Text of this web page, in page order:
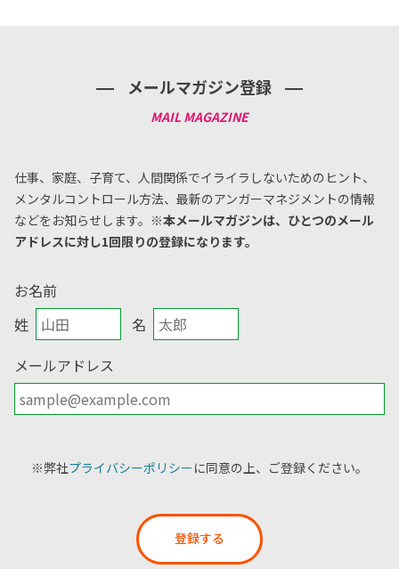
メールマガジン登録
仕事、家庭、子育て、人間関係でイライラしないためのヒント、
メンタルコントロール方法、 最新のアンガーマネジメントの情報
などをお知らせします。 ※本メールマガジンは、ひとつのメール
アドレスに対し1回限りの登録になります。
お名前
姓
名
メールアドレス
※弊社プライバシーポリシーに同意の上、ご登録ください。
登録する